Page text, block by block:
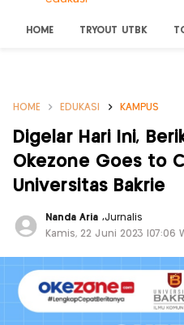
HOME TRYOUT UTBK
HOME EDUKASI KAMPUS
Digelar Hari Ini,
Okezone Goes to
Universitas Bakrie
Nanda Aria ,Jurnalis
Kamis, 22 Juni 2023 |07:06